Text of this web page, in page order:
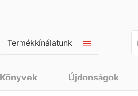
Termékkínálatunk
Könyvek Újdonságok